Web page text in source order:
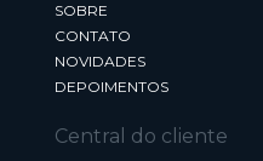
SOBRE
CONTATO
NOVIDADES
DEPOIMENTOS
Central do cliente